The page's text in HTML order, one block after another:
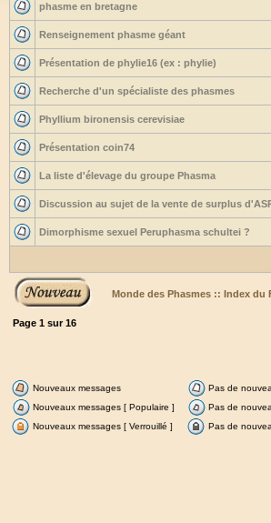
phasme en bretagne
Renseignement phasme géant
Présentation de phylie16 (ex : phylie)
Recherche d'un spécialiste des phasmes
Phyllium bironensis cerevisiae
Présentation coin74
La liste d'élevage du groupe Phasma
Discussion au sujet de la vente de surplus
Dimorphisme sexuel Peruphasma schultei ?
Monde des Phasmes :: Index du
Page 1 sur16
Nouveaux messages
Pas de
Nouveaux messages [ Populaire ]
Pas de
Nouveaux messages [ Verrouillé ]
Pas de